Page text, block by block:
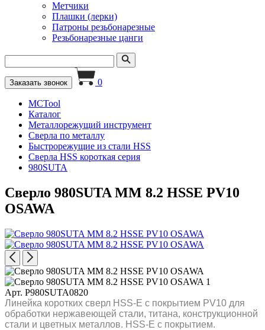
Метчики
Плашки (лерки)
Патроны резьбонарезные
Резьбонарезные цанги
Заказать звонок 0
MCTool
Каталог
Металлорежущий инструмент
Сверла по металлу
Быстрорежущие из стали HSS
Сверла HSS короткая серия
980SUTA
Сверло 980SUTA MM 8.2 HSSE PV10
OSAWA
Арт. P980SUTA0820
Линейка коротких сверл HSS-E с покрытием PV10 для
обработки нержавеющей стали, титана, конструкционной
стали и цветных металлов. HSS-E с покрытием.